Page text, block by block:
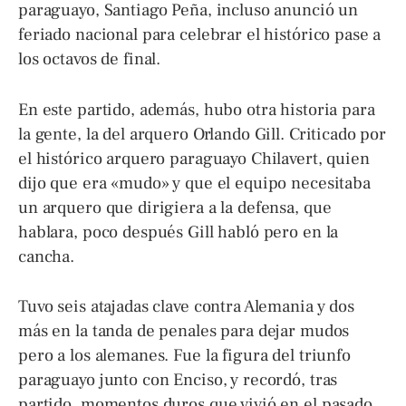
paraguayo, Santiago Peña, incluso anunció un
feriado nacional para celebrar el histórico pase a
los octavos de final.
En este partido, además, hubo otra historia para
la gente, la del arquero Orlando Gill. Criticado por
el histórico arquero paraguayo Chilavert, quien
dijo que era «mudo» y que el equipo necesitaba
un arquero que dirigiera a la defensa, que
hablara, poco después Gill habló pero en la
cancha.
Tuvo seis atajadas clave contra Alemania y dos
más en la tanda de penales para dejar mudos
pero a los alemanes. Fue la figura del triunfo
paraguayo junto con Enciso, y recordó, tras